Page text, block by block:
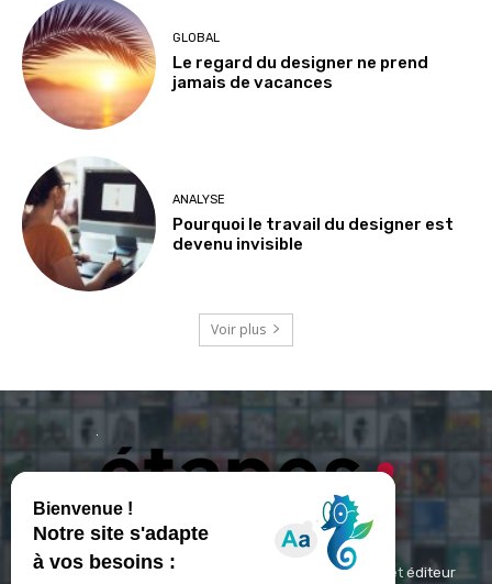
GLOBAL
Le regard du designer ne prend
jamais de vacances
ANALYSE
Pourquoi le travail du designer est
devenu invisible
Voir plus
ETAPES : Magazine Média de référence depuis 1994 et éditeur